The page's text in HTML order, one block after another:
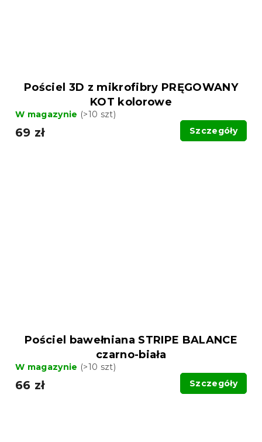
Pościel 3D z mikrofibry PRĘGOWANY
KOT kolorowe
W magazynie (>10 szt)
69 zł Szczegóły
Pościel bawełniana STRIPE BALANCE
czarno-biała
W magazynie (>10 szt)
66 zł Szczegóły